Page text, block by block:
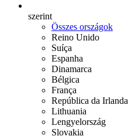
szerint
Összes országok
Reino Unido
Suíça
Espanha
Dinamarca
Bélgica
França
República da Irlanda
Lithuania
Lengyelország
Slovakia